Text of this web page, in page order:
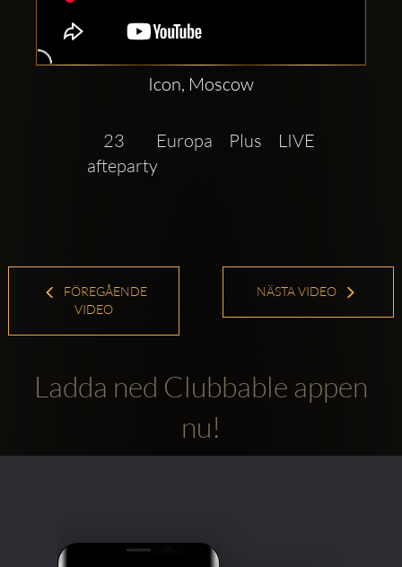
konton
Icon, Moscow
afteparty
FÖREGÅENDE
VIDEO
NÄSTA VIDEO
Ladda ned Clubbable appen
nu!